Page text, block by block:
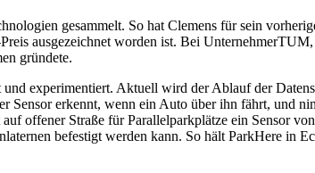
gesammelt. So hat Clemens für sein
ausgezeichnet worden ist. Bei
gründete.
experimentiert. Aktuell wird der Ablauf der
Sensor erkennt, wenn ein Auto über ihn fährt, und
offener Straße für Parallelparkplätze ein Sensor
befestigt werden kann. So hält ParkHere in